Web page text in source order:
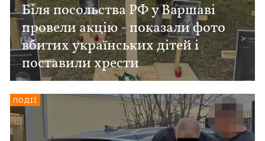
Біля посольства РФ у Варшаві
провели акцію - показали фото
вбитих українських дітей і
поставили хрести
ПОДІЇ